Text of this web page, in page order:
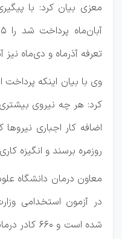
معزی بیان کرد: با
تعرفه آذرماه و دی‌ماه
وی با بیان اینکه
کرد: هر چه نیروی
اضافه کار اجباری
روزمره برسند و انگیزه
معاون درمان دانشگاه
در آزمون استخدامی
شده است و